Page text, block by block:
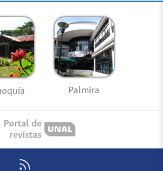
Palmira
Portal de
revistas